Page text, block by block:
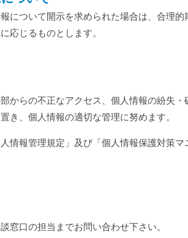
について開示を求められた場合は、合理
応じるものとします。
からの不正なアクセス、個人情報の紛失
き、個人情報の適切な管理に努めます。
情報管理規定」及び「個人情報保護対策
窓口の担当までお問い合わせ下さい。